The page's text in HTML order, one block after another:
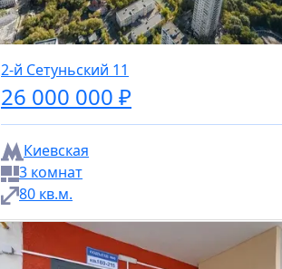
2-й Сетуньский 11
26 000 000 ₽
Киевская
3 комнат
80 кв.м.